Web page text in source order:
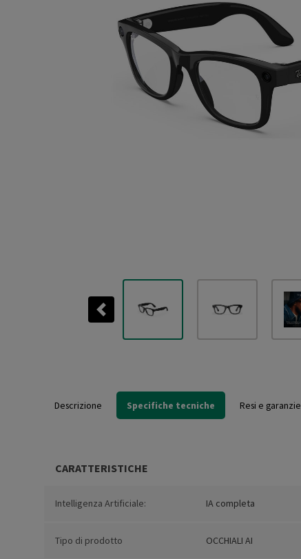
Previous
Descrizione Specifiche tecniche Resi e garanzie
CARATTERISTICHE
Intelligenza Artificiale: IA completa
Tipo di prodotto OCCHIALI AI